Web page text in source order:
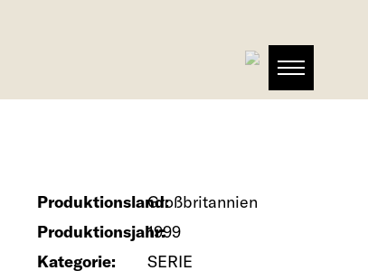
Produktionsland:Großbritannien
Produktionsjahr:1999
Kategorie:
SERIE